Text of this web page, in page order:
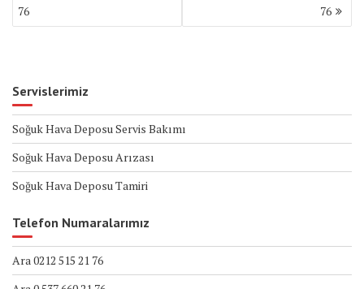
76
76
Servislerimiz
Soğuk Hava Deposu Servis Bakımı
Soğuk Hava Deposu Arızası
Soğuk Hava Deposu Tamiri
Telefon Numaralarımız
Ara 0212 515 21 76